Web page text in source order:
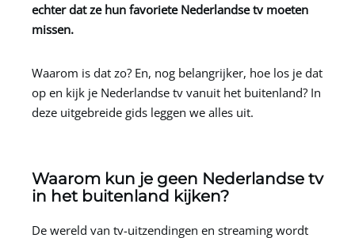
echter dat ze hun favoriete Nederlandse tv moeten
missen.
Waarom is dat zo? En, nog belangrijker, hoe los je dat
op en kijk je Nederlandse tv vanuit het buitenland? In
deze uitgebreide gids leggen we alles uit.
Waarom kun je geen Nederlandse tv
in het buitenland kijken?
De wereld van tv-uitzendingen en streaming wordt